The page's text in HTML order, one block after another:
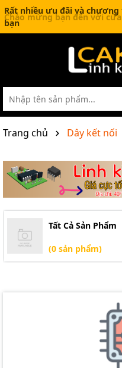
Rất nhiều ưu đãi và
bạn
Trang chủ Dây kết nối
Tất Cả Sản Phẩm
(0 sản phẩm)